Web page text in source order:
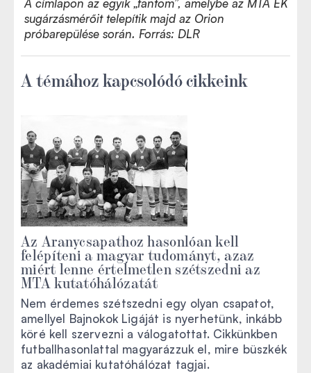
A címlapon az egyik „fantom”, amelybe az MTA EK
sugárzásmérőit telepítik majd az Orion
próbarepülése során. Forrás: DLR
A témához kapcsolódó cikkeink
Az Aranycsapathoz hasonlóan kell
felépíteni a magyar tudományt, azaz
miért lenne értelmetlen szétszedni az
MTA kutatóhálózatát
Nem érdemes szétszedni egy olyan csapatot,
amellyel Bajnokok Ligáját is nyerhetünk, inkább
köré kell szervezni a válogatottat. Cikkünkben
futballhasonlattal magyarázzuk el, mire büszkék
az akadémiai kutatóhálózat tagjai.